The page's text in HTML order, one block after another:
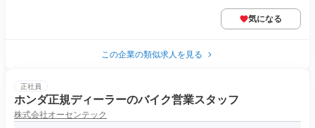
気になる
この企業の類似求人を見る
正社員
ホンダ正規ディーラーのバイク営業スタッフ
株式会社オーセンテック